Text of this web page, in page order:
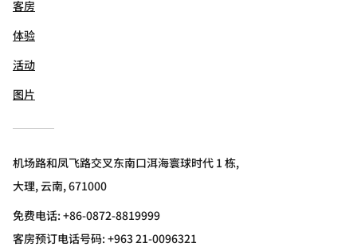
客房
体验
活动
图片
机场路和凤飞路交叉东南口洱海寰球时代 1 栋,
大理, 云南, 671000
免费电话:+86-0872-8819999
客房预订电话号码: +963 21-0096321